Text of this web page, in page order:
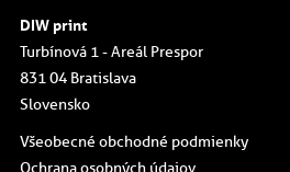
DIW print
Turbínová 1 - Areál Prespor
831 04 Bratislava
Slovensko
Všeobecné obchodné podmienky
Ochrana osobných údajov